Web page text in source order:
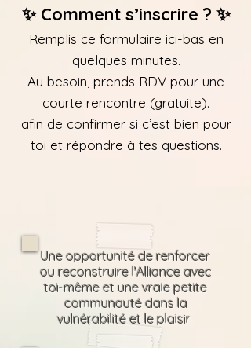
✨ Comment s’inscrire ? ✨
Remplis ce formulaire ici-bas en
quelques minutes.
Au besoin, prends RDV pour une
courte rencontre (gratuite).
afin de confirmer si c’est bien pour
toi et répondre à tes questions.
Une opportunité de renforcer
ou reconstruire l'Alliance avec
toi-même et une vraie petite
communauté dans la
vulnérabilité et le plaisir